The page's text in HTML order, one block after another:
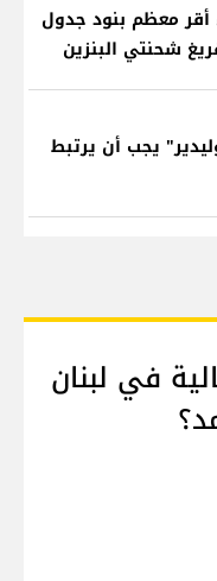
معظم بنود جدول
شحنتي البنزين
يجب أن يرتبط
في لبنان